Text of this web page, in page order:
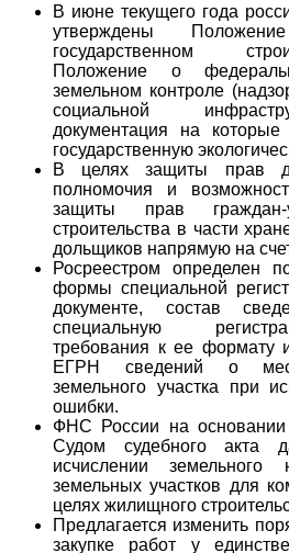
В июне текущего года
утверждены
государственном
Положение о
земельном контроле
социальной
документация на
государственную
В целях защиты прав
полномочия и
защиты прав граждан-
строительства в части
дольщиков напрямую на
Росреестром определен
формы специальной
документе, состав
специальную
требования к ее формату
ЕГРН сведений о
земельного участка при
ошибки.
ФНС России на
Судом судебного акта
исчислении
земельных участков для
целях жилищного
Предлагается изменить
закупке работ у